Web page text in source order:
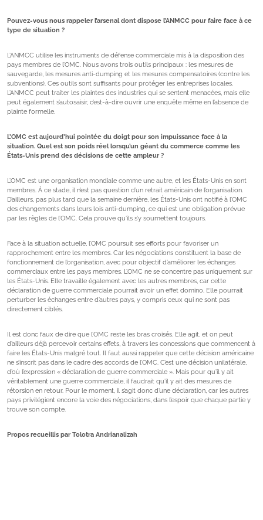
Pouvez-vous nous rappeler l’arsenal dont dispose l’ANMCC pour faire face à ce
type de situation ?
L’ANMCC utilise les instruments de défense commerciale mis à la disposition des
pays membres de l’OMC. Nous avons trois outils principaux : les mesures de
sauvegarde, les mesures anti-dumping et les mesures compensatoires (contre les
subventions). Ces outils sont suffisants pour protéger les entreprises locales.
L’ANMCC peut traiter les plaintes des industries qui se sentent menacées, mais elle
peut également s’autosaisir, c’est-à-dire ouvrir une enquête même en l’absence de
plainte formelle.
L’OMC est aujourd’hui pointée du doigt pour son impuissance face à la
situation. Quel est son poids réel lorsqu’un géant du commerce comme les
États-Unis prend des décisions de cette ampleur ?
L’OMC est une organisation mondiale comme une autre, et les États-Unis en sont
membres. À ce stade, il n’est pas question d’un retrait américain de l’organisation.
D’ailleurs, pas plus tard que la semaine dernière, les États-Unis ont notifié à l’OMC
des changements dans leurs lois anti-dumping, ce qui est une obligation prévue
par les règles de l’OMC. Cela prouve qu’ils s’y soumettent toujours.
Face à la situation actuelle, l’OMC poursuit ses efforts pour favoriser un
rapprochement entre les membres. Car les négociations constituent la base de
fonctionnement de l’organisation, avec pour objectif d’améliorer les échanges
commerciaux entre les pays membres. L’OMC ne se concentre pas uniquement sur
les États-Unis. Elle travaille également avec les autres membres, car cette
déclaration de guerre commerciale pourrait avoir un effet domino. Elle pourrait
perturber les échanges entre d’autres pays, y compris ceux qui ne sont pas
directement ciblés.
Il est donc faux de dire que l’OMC reste les bras croisés. Elle agit, et on peut
d’ailleurs déjà percevoir certains effets, à travers les concessions que commencent à
faire les États-Unis malgré tout. Il faut aussi rappeler que cette décision américaine
ne s’inscrit pas dans le cadre des accords de l’OMC. C’est une décision unilatérale,
d’où l’expression « déclaration de guerre commerciale ». Mais pour qu’il y ait
véritablement une guerre commerciale, il faudrait qu’il y ait des mesures de
rétorsion en retour. Pour le moment, il s’agit donc d’une déclaration, car les autres
pays privilégient encore la voie des négociations, dans l’espoir que chaque partie y
trouve son compte.
Propos recueillis par Tolotra Andrianalizah